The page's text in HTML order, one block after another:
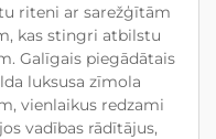
riteni ar sarežģītām
kas stingri atbilstu
Galīgais piegādātais
luksusa zīmola
vienlaikus redzami
vadības rādītājus,